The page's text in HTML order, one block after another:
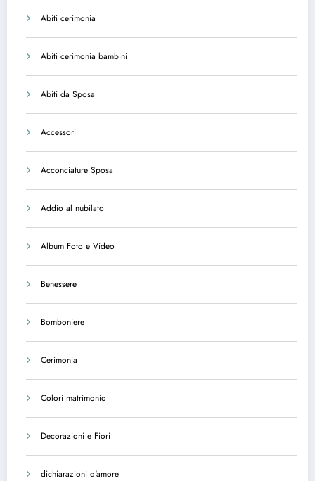
Abiti cerimonia
Abiti cerimonia bambini
Abiti da Sposa
Accessori
Acconciature Sposa
Addio al nubilato
Album Foto e Video
Benessere
Bomboniere
Cerimonia
Colori matrimonio
Decorazioni e Fiori
dichiarazioni d'amore